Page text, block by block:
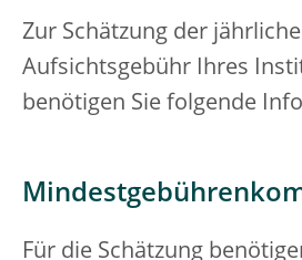
Zur Schätzung der
Aufsichtsgebühr Ihres
benötigen Sie folgende
Für die Schätzung